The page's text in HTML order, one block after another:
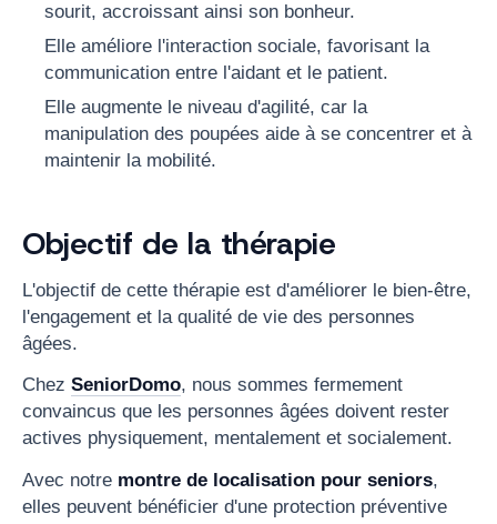
sourit, accroissant ainsi son bonheur.
Elle améliore l'interaction sociale, favorisant la
communication entre l'aidant et le patient.
Elle augmente le niveau d'agilité, car la
manipulation des poupées aide à se concentrer et à
maintenir la mobilité.
Objectif de la thérapie
L'objectif de cette thérapie est d'améliorer le bien-être,
l'engagement et la qualité de vie des personnes
âgées.
Chez SeniorDomo, nous sommes fermement
convaincus que les personnes âgées doivent rester
actives physiquement, mentalement et socialement.
Avec notre montre de localisation pour seniors,
elles peuvent bénéficier d'une protection préventive